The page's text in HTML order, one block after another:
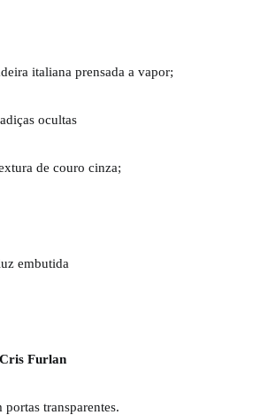
italiana prensada a vapor;
ocultas
de couro cinza;
embutida
Furlan